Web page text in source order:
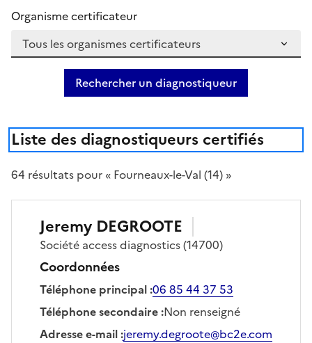
Organisme certificateur
Rechercher un diagnostiqueur
Liste des diagnostiqueurs certifiés
64 résultats pour « Fourneaux-le-Val (14) »
Jeremy DEGROOTE
Société access diagnostics(14700)
Coordonnées
Téléphone principal:06 85 44 37 53
Téléphone secondaire:Non renseigné
Adresse e-mail:jeremy.degroote@bc2e.com